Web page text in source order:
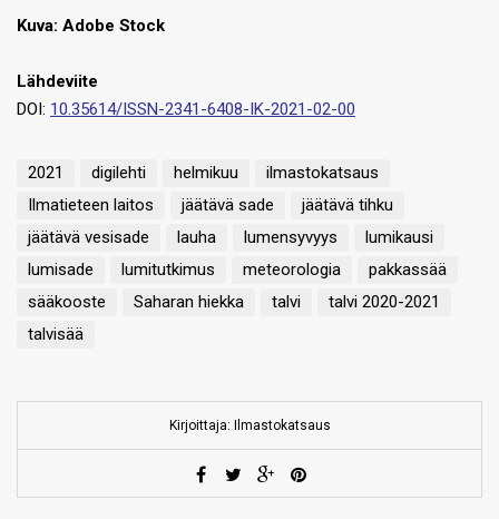
Kuva: Adobe Stock
Lähdeviite
DOI: 10.35614/ISSN-2341-6408-IK-2021-02-00
2021 digilehti helmikuu
ilmastokatsaus
Ilmatieteen laitos
jäätävä sade
jäätävä tihku
jäätävä vesisade
lauha lumensyvyys
lumikausi
lumisade
lumitutkimus meteorologia
pakkassää
sääkooste
Saharan hiekka talvi
talvi 2020-2021
talvisää
Kirjoittaja: Ilmastokatsaus